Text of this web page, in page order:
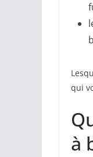
qui
à